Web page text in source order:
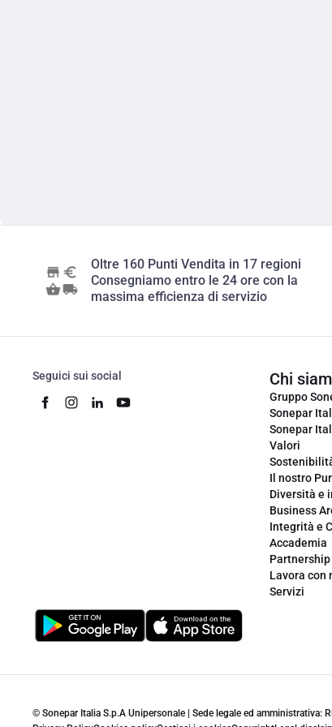
Oltre 160 Punti Vendita in 17 regioni
Consegniamo entro le 24 ore con la
massima efficienza di servizio
Seguici sui social Chi
Gruppo
Sonepar
Sonepar
Valori
Il nostro
Diversità e
Business
Integrità e
Accademia
Partnership
Lavora con
Servizi
© Sonepar Italia S.p.A Unipersonale | Sede legale ed